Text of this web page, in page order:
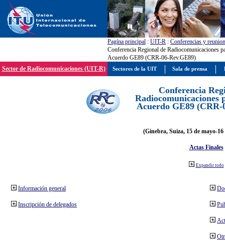
Pagína principal : UIT-R : Conferencias y
Conferencia Regional de Radiocomunicaciones
Acuerdo GE89 (CRR-06-Rev.GE89)
Sector de Radiocomunicaciones (UIT-R)
Conferencia
Radiocomunicaciones
Acuerdo GE89 (CRR-
(Ginebra, Suiza, 15 de mayo-
Actas Finales
Expandir todo
Información general
Inscripción de delegados
Sectores de la UIT Sala de prensa